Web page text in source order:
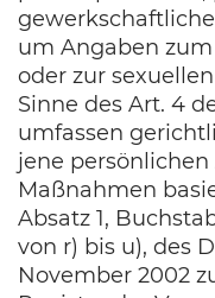
um Angaben
oder zur
Sinne des Art. 4
umfassen
jene
Maßnahmen
Absatz 1,
von r) bis u), des
November 2002